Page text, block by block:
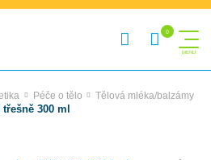
Péče o tělo Tělová mléka/balzámy
300 ml